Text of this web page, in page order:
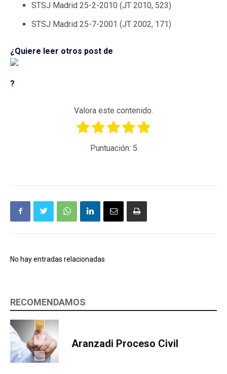
STSJ Madrid 25-2-2010 (JT 2010, 523)
STSJ Madrid 25-7-2001 (JT 2002, 171)
¿Quiere leer otros post de
?
Valora este contenido.
Puntuación: 5
No hay entradas relacionadas
RECOMENDAMOS
Aranzadi Proceso Civil